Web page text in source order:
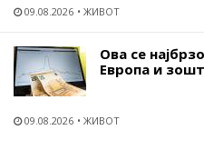
09.08.2026 ЖИВОТ
Ова се
Европа и
09.08.2026 ЖИВОТ